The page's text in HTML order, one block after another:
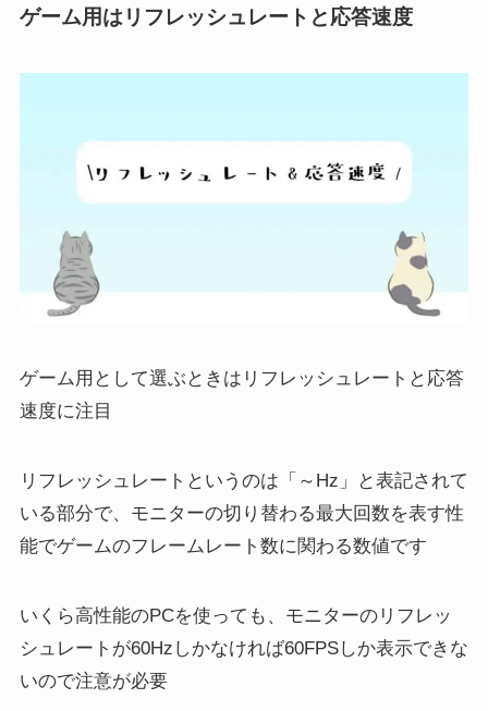
ゲーム用はリフレッシュレートと応答速度
ゲーム用として選ぶときはリフレッシュレートと応答
速度に注目
リフレッシュレート というのは「～Hz」と表記されて
いる部分で、モニターの切り替わる最大回数を表す性
能でゲームのフレームレート数に関わる数値です
いくら高性能のPCを使っても、 モニターのリフレッ
シュレートが60Hzしかなければ60FPSしか表示できな
いので注意が必要